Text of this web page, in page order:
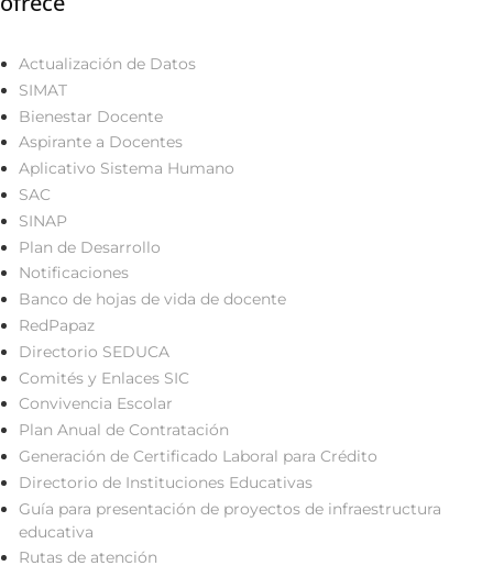
Actualización de Datos
SIMAT
Bienestar Docente
Aspirante a Docentes
Aplicativo Sistema Humano
SAC
SINAP
Plan de Desarrollo
Notificaciones
Banco de hojas de vida de docente
RedPapaz
Directorio SEDUCA
Comités y Enlaces SIC
Convivencia Escolar
Plan Anual de Contratación
Generación de Certificado Laboral para Crédito
Directorio de Instituciones Educativas
Guía para presentación de proyectos de infraestructura
educativa
Rutas de atención